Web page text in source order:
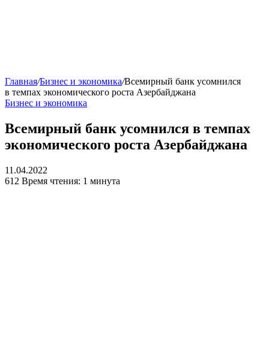
Главная/Бизнес и экономика/Всемирный банк усомнился
в темпах экономического роста Азербайджана
Бизнес и экономика
Всемирный банк усомнился в темпах
экономического роста Азербайджана
11.04.2022
612 Время чтения: 1 минута